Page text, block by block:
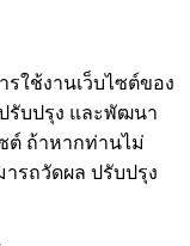
ใช้งานเว็บไซต์ของ
รับปรุง และพัฒนา
ต์ ถ้าหากท่านไม่
รถวัดผล ปรับปรุง